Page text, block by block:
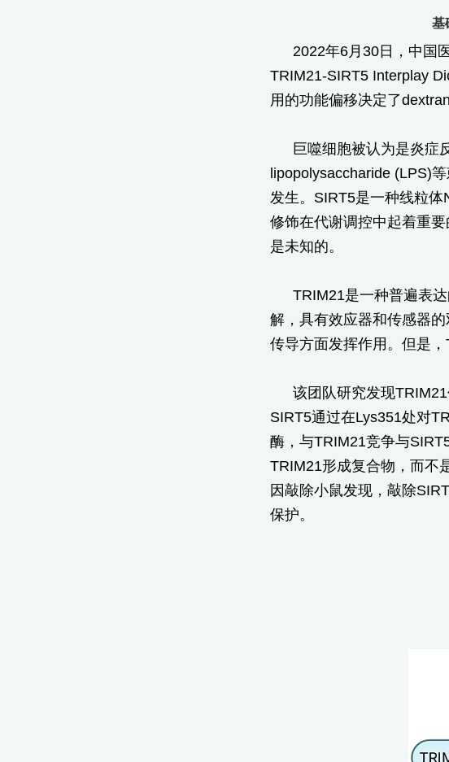
基
2022年6月30日，中国
TRIM21-SIRT5 Interplay
用的功能偏移决定了
巨噬细胞被认为是炎症
lipopolysaccharide (LPS)
发生。SIRT5是一种线粒
修饰在代谢调控中起着重
是未知的。
TRIM21是一种普遍表
解，具有效应器和传感器
传导方面发挥作用。但是
该团队研究发现
SIRT5通过在Lys351处对
酶，与TRIM21竞争与
TRIM21形成复合物，而不
因敲除小鼠发现，敲除
保护。